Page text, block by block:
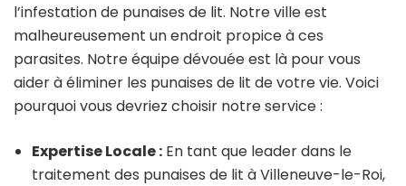
l’infestation de punaises de lit. Notre ville est
malheureusement un endroit propice à ces
parasites. Notre équipe dévouée est là pour vous
aider à éliminer les punaises de lit de votre vie. Voici
pourquoi vous devriez choisir notre service :
Expertise Locale : En tant que leader dans le
traitement des punaises de lit à Villeneuve-le-Roi,